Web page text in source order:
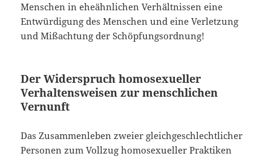
Menschen in eheähnlichen Verhältnissen eine
Entwürdigung des Menschen und eine Verletzung
und Mißachtung der Schöpfungsordnung!
Der Widerspruch homosexueller
Verhaltensweisen zur menschlichen
Vernunft
Das Zusammenleben zweier gleichgeschlechtlicher
Personen zum Vollzug homosexueller Praktiken